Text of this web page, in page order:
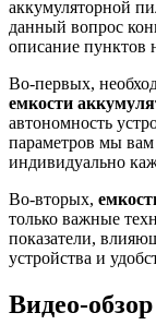
аккумуляторной
данный вопрос
описание пунктов
Во-первых,
емкости
автономность
параметров мы
индивидуально
Во-вторых,
только важные
показатели,
устройства и
Видео-обзор